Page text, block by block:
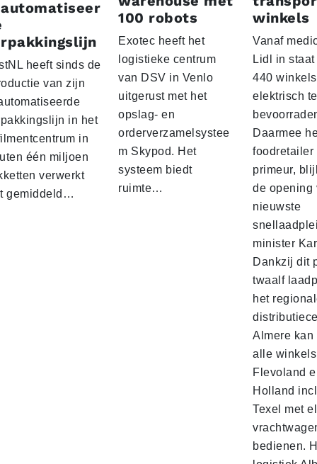
heeft sinds de
van zijn
in het
in
één miljoen
verwerkt
gemiddeld…
100 robots
Exotec heeft het
logistieke centrum
van DSV in Venlo
uitgerust met het
opslag- en
orderverzamelsystee
m Skypod. Het
systeem biedt
ruimte…
winkels
Vanaf
Lidl in
440 winkels
elektrisch te
Daarmee
foodretailer
primeur,
de opening
nieuwste
minister
Dankzij dit
twaalf
het
Almere
alle
Flevoland
Holland
Texel met
bedienen.